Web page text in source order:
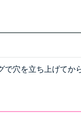
穴を立ち上げてか